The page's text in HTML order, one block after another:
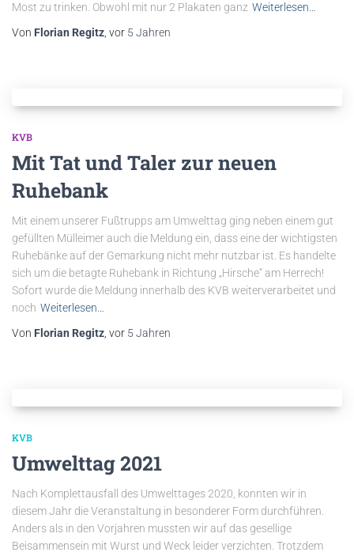
Most zu trinken. Obwohl mit nur 2 Plakaten ganz Weiterlesen…
Von Florian Regitz, vor 5 Jahren
KVB
Mit Tat und Taler zur neuen
Ruhebank
Mit einem unserer Fußtrupps am Umwelttag ging neben einem gut
gefüllten Mülleimer auch die Meldung ein, dass eine der wichtigsten
Ruhebänke auf der Gemarkung nicht mehr nutzbar ist. Es handelte
sich um die betagte Ruhebank in Richtung „Hirsche“ am Herrech!
Sofort wurde die Meldung innerhalb des KVB weiterverarbeitet und
noch Weiterlesen…
Von Florian Regitz, vor 5 Jahren
KVB
Umwelttag 2021
Nach Komplettausfall des Umwelttages 2020, konnten wir in
diesem Jahr die Veranstaltung in besonderer Form durchführen.
Anders als in den Vorjahren mussten wir auf das gesellige
Beisammensein mit Wurst und Weck leider verzichten. Trotzdem